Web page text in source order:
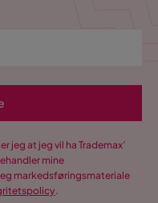
jeg at jeg vil ha Trademax’
mine
markedsføringsmateriale
.